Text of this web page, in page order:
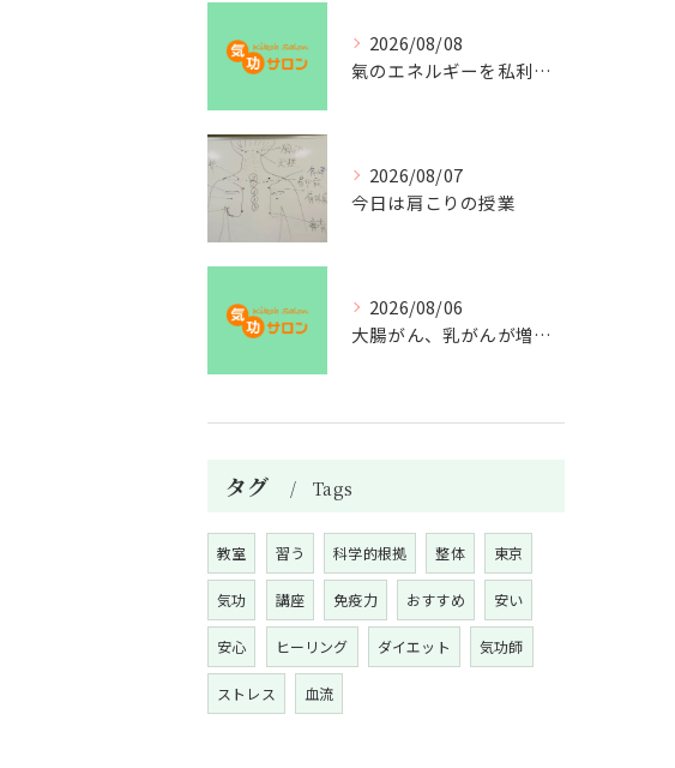
2026/08/08
氣のエネルギーを私利私欲のために使うな
2026/08/07
今日は肩こりの授業
2026/08/06
大腸がん、乳がんが増えた理由
タグ Tags
教室 習う 科学的根拠 整体 東京
気功 講座 免疫力 おすすめ 安い
安心 ヒーリング ダイエット 気功師
ストレス 血流